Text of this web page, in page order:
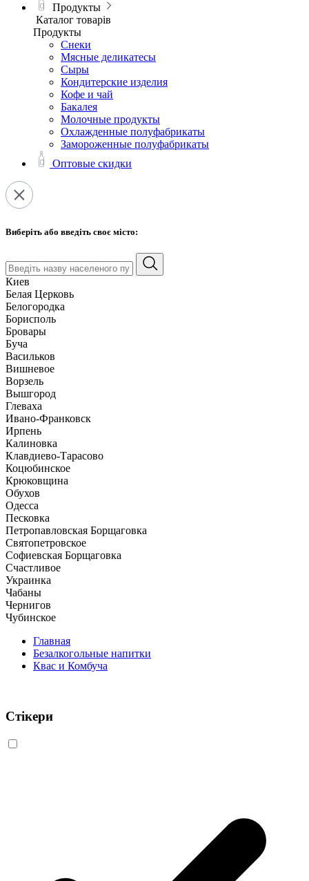
Продукты
Каталог товарів
Продукты
Снеки
Мясные деликатесы
Сыры
Кондитерские изделия
Кофе и чай
Бакалея
Молочные продукты
Охлажденные полуфабрикаты
Замороженные полуфабрикаты
Оптовые скидки
Виберіть або введіть своє місто:
Киев
Белая Церковь
Белогородка
Борисполь
Бровары
Буча
Васильков
Вишневое
Ворзель
Вышгород
Глеваха
Ивано-Франковск
Ирпень
Калиновка
Клавдиево-Тарасово
Коцюбинское
Крюковщина
Обухов
Одесса
Песковка
Петропавловская Борщаговка
Святопетровское
Софиевская Борщаговка
Счастливое
Украинка
Чабаны
Чернигов
Чубинское
Главная
Безалкогольные напитки
Квас и Комбуча
Стікери